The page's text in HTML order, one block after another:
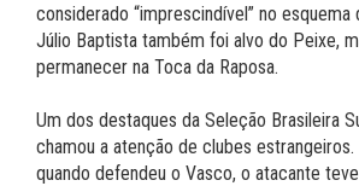
considerado “imprescindível” no esquema
Júlio Baptista também foi alvo do Peixe,
permanecer na Toca da Raposa.
Um dos destaques da Seleção Brasileira
chamou a atenção de clubes estrangeiros.
quando defendeu o Vasco, o atacante